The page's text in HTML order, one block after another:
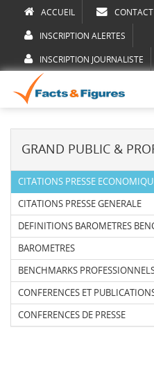
ACCUEIL CONTACT
INSCRIPTION ALERTES
INSCRIPTION JOURNALISTE
GRAND PUBLIC &
CITATIONS PRESSE
CITATIONS PRESSE GENERALE
DEFINITIONS BAROMETRES
BAROMETRES
BENCHMARKS
CONFERENCES ET
CONFERENCES DE PRESSE